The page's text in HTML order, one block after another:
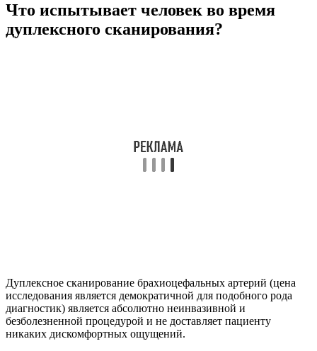
Что испытывает человек во время
дуплексного сканирования?
Дуплексное сканирование брахиоцефальных артерий (цена
исследования является демократичной для подобного рода
диагностик) является абсолютно неинвазивной и
безболезненной процедурой и не доставляет пациенту
никаких дискомфортных ощущений.